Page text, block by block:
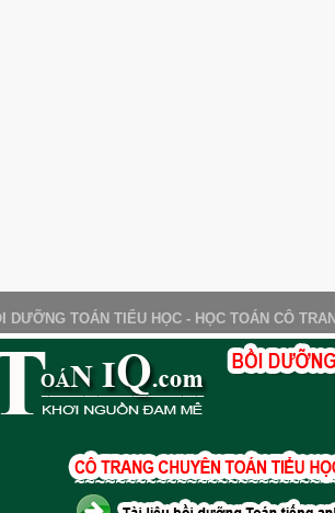
DƯỠNG TOÁN TIỂU HỌC - HỌC TOÁN CÔ